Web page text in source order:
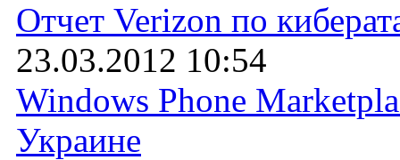
Отчет Verizon по
23.03.2012 10:54
Windows Phone
Украине